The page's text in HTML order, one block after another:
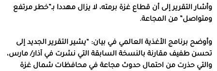
وأشار التقرير إلى أن قطاع غزة برمته، لا يزال مهددا بـ”خطر مرتفع
ومتواصل” من المجاعة.
وأوضح برنامج الأغذية العالمي في بيان: “يشير التقرير الجديد إلى
تحسن طفيف مقارنة بالنسخة السابقة التي نشرت في آذار/ مارس،
والتي حذرت من احتمال حدوث مجاعة في محافظات شمال غزة